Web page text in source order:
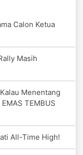
Calon Ketua
Masih
Menentang
TEMBUS
All-Time High!